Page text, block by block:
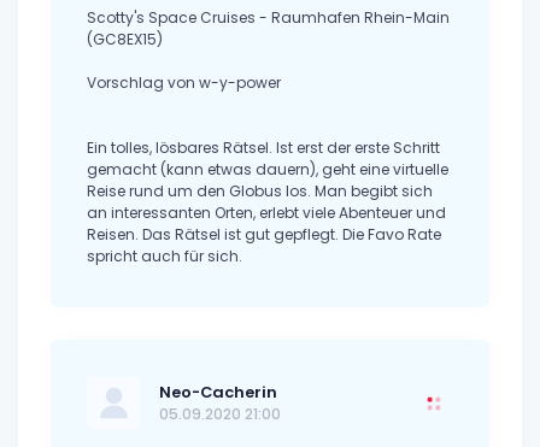
Scotty's Space Cruises - Raumhafen Rhein-Main
(GC8EX15)
Vorschlag von w-y-power
Ein tolles, lösbares Rätsel. Ist erst der erste Schritt
gemacht (kann etwas dauern), geht eine virtuelle
Reise rund um den Globus los. Man begibt sich
an interessanten Orten, erlebt viele Abenteuer und
Reisen. Das Rätsel ist gut gepflegt. Die Favo Rate
spricht auch für sich.
Neo-Cacherin
05.09.2020 21:00